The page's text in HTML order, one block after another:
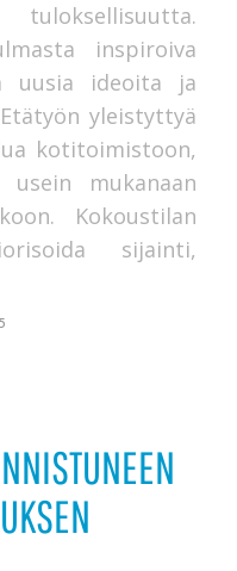
inspiroiva
uusia ideoita ja
yleistyttyä
kotitoimistoon,
mukanaan
Kokoustilan
sijainti,